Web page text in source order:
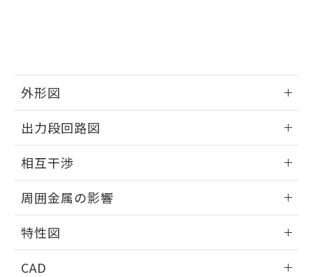
外形図
外形図
出力段回路図
出力段回路図
相互干渉
相互干渉
周囲金属の影響
周囲金属の影響
特性図
CAD
※当社の共同利用者とは、"個人情報
用者の範囲」に記載されている法人を
指します。
EU RoHS指令（10物質）の非含有証明書
51物質の非含有証明書（当社基準）
ものではありません。
また、RoHS指令のフタル酸エステル類４
物質の対応では、対応完了までの期間は出
荷製品に未対応品が混在することから備考
欄に対応日を記載しておりました。
既に当社にて対応品への在庫切替を完了
り、2022年1月12日より割愛しておりま
す。